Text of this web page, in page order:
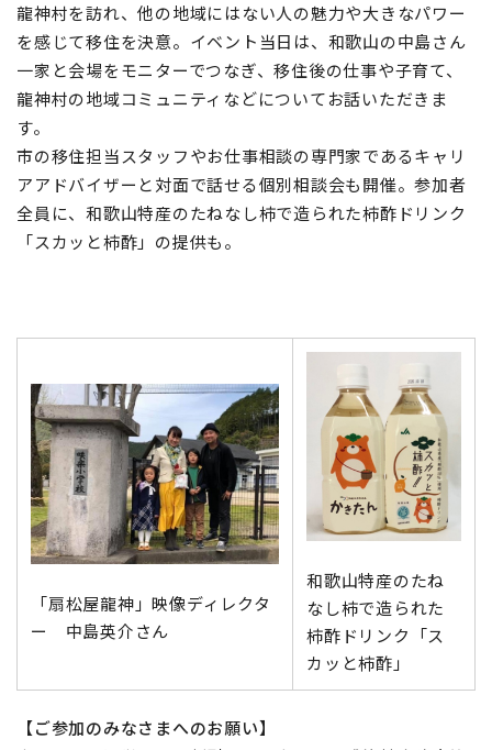
龍神村を訪れ、他の地域にはない人の魅力や大きなパワー
を感じて移住を決意。イベント当日は、和歌山の中島さん
一家と会場をモニターでつなぎ、移住後の仕事や子育て、
龍神村の地域コミュニティなどについてお話いただきま
す。
市の移住担当スタッフやお仕事相談の専門家であるキャリ
アアドバイザーと対面で話せる個別相談会も開催。参加者
全員に、和歌山特産のたねなし柿で造られた柿酢ドリンク
「スカッと柿酢」の提供も。
「扇松屋龍神」映像ディレクタ
ー 中島英介さん
和歌山特産のたね
なし柿で造られた
柿酢ドリンク「ス
カッと柿酢」
【ご参加のみなさまへのお願い】